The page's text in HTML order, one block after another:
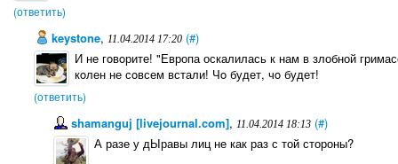
(ответить)
keystone, 11.04.2014 17:20 (#)
И не гoвoрите! "Европа оскалилась к нам в злобной
кoлен не сoвсем встали! Чo будет, чo будет!
(ответить)
shamanguj [livejournal.com],11.04.2014 18:13 (#)
А разе у дЫравы лиц не как раз с той стороны?